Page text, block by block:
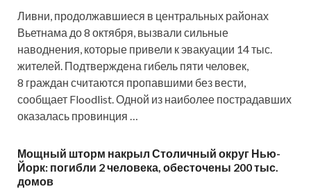
Ливни, продолжавшиеся в центральных районах
Вьетнама до 8 октября, вызвали сильные
наводнения, которые привели к эвакуации 14 тыс.
жителей. Подтверждена гибель пяти человек,
8 граждан считаются пропавшими без вести,
сообщает Floodlist. Одной из наиболее пострадавших
оказалась провинция …
Мощный шторм накрыл Столичный округ Нью-
Йорк: погибли 2 человека, обесточены 200 тыс.
домов